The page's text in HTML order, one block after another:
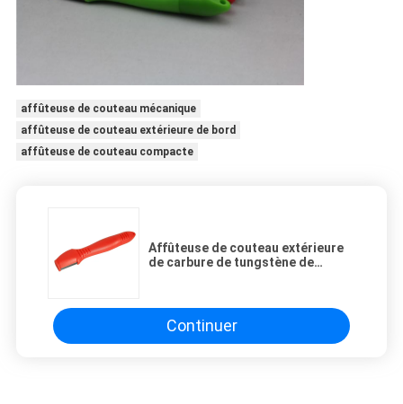
affûteuse de couteau mécanique
affûteuse de couteau extérieure de bord
affûteuse de couteau compacte
Affûteuse de couteau extérieure
de carbure de tungstène de
Continuer